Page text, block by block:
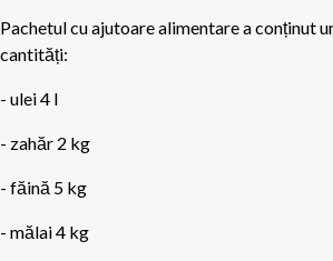
Pachetul cu ajutoare alimentare a conținut
cantități:
- ulei 4 l
- zahăr 2 kg
- făină 5 kg
- mălai 4 kg